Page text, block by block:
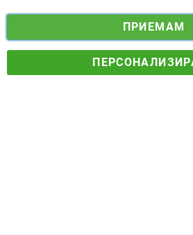
© 2025 Ogradina.bg Всички права
f
a
i
n
s
Електронен магазин
ПРИЕМАМ